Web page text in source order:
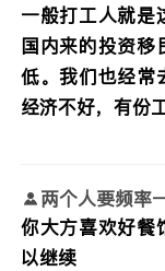
一般打工人就是
国内来的投资移
低。我们也经常
经济不好，有份
两个人要频率
你大方喜欢好餐
以继续